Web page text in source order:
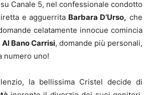
Canale 5, nel confessionale condotto
e agguerrita Barbara D’Urso, che
celatamente innocue comincia
Al Bano Carrisi, domande più personali,
numero uno!
la bellissima Cristel decide di